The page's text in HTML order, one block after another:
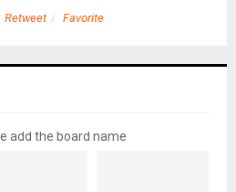
Retweet Favorite
add the board name